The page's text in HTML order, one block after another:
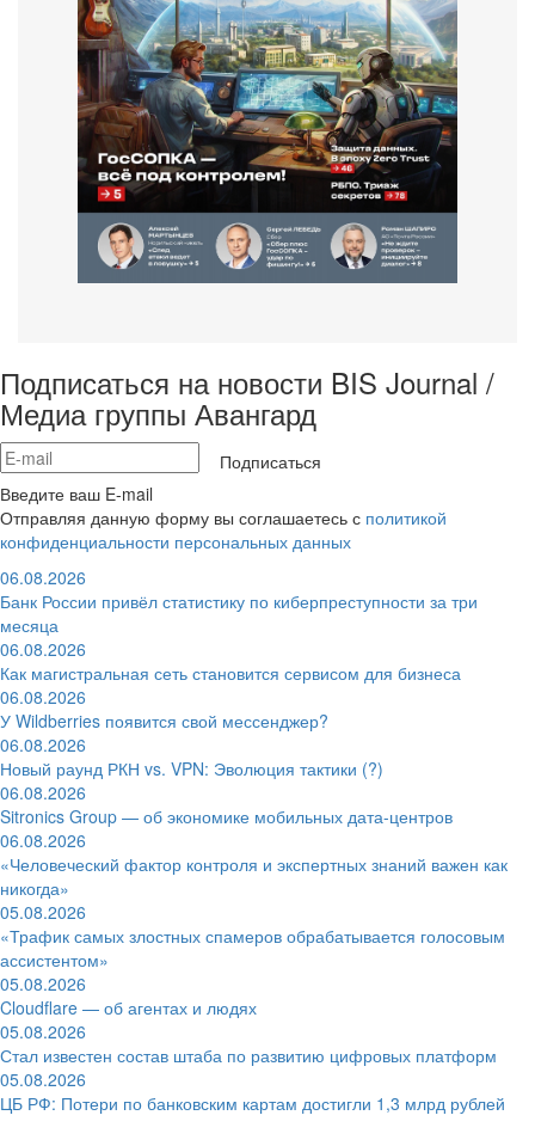
Подписаться на новости BIS Journal /
Медиа группы Авангард
Подписаться
Введите ваш E-mail
Отправляя данную форму вы соглашаетесь с политикой
конфиденциальности персональных данных
06.08.2026
Банк России привёл статистику по киберпреступности за три
месяца
06.08.2026
Как магистральная сеть становится сервисом для бизнеса
06.08.2026
У Wildberries появится свой мессенджер?
06.08.2026
Новый раунд РКН vs. VPN: Эволюция тактики (?)
06.08.2026
Sitronics Group — об экономике мобильных дата-центров
06.08.2026
«Человеческий фактор контроля и экспертных знаний важен как
никогда»
05.08.2026
«Трафик самых злостных спамеров обрабатывается голосовым
ассистентом»
05.08.2026
Cloudflare — об агентах и людях
05.08.2026
Стал известен состав штаба по развитию цифровых платформ
05.08.2026
ЦБ РФ: Потери по банковским картам достигли 1,3 млрд рублей